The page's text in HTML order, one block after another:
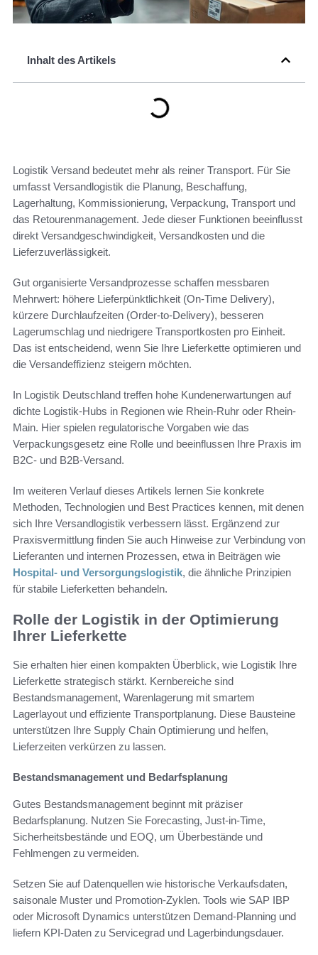
Inhalt des Artikels
Logistik Versand bedeutet mehr als reiner Transport. Für Sie
umfasst Versandlogistik die Planung, Beschaffung,
Lagerhaltung, Kommissionierung, Verpackung, Transport und
das Retourenmanagement. Jede dieser Funktionen beeinflusst
direkt Versandgeschwindigkeit, Versandkosten und die
Lieferzuverlässigkeit.
Gut organisierte Versandprozesse schaffen messbaren
Mehrwert: höhere Lieferpünktlichkeit (On-Time Delivery),
kürzere Durchlaufzeiten (Order-to-Delivery), besseren
Lagerumschlag und niedrigere Transportkosten pro Einheit.
Das ist entscheidend, wenn Sie Ihre Lieferkette optimieren und
die Versandeffizienz steigern möchten.
In Logistik Deutschland treffen hohe Kundenerwartungen auf
dichte Logistik-Hubs in Regionen wie Rhein-Ruhr oder Rhein-
Main. Hier spielen regulatorische Vorgaben wie das
Verpackungsgesetz eine Rolle und beeinflussen Ihre Praxis im
B2C- und B2B-Versand.
Im weiteren Verlauf dieses Artikels lernen Sie konkrete
Methoden, Technologien und Best Practices kennen, mit denen
sich Ihre Versandlogistik verbessern lässt. Ergänzend zur
Praxisvermittlung finden Sie auch Hinweise zur Verbindung von
Lieferanten und internen Prozessen, etwa in Beiträgen wie
Hospital- und Versorgungslogistik, die ähnliche Prinzipien
für stabile Lieferketten behandeln.
Rolle der Logistik in der Optimierung
Ihrer Lieferkette
Sie erhalten hier einen kompakten Überblick, wie Logistik Ihre
Lieferkette strategisch stärkt. Kernbereiche sind
Bestandsmanagement, Warenlagerung mit smartem
Lagerlayout und effiziente Transportplanung. Diese Bausteine
unterstützen Ihre Supply Chain Optimierung und helfen,
Lieferzeiten verkürzen zu lassen.
Bestandsmanagement und Bedarfsplanung
Gutes Bestandsmanagement beginnt mit präziser
Bedarfsplanung. Nutzen Sie Forecasting, Just-in-Time,
Sicherheitsbestände und EOQ, um Überbestände und
Fehlmengen zu vermeiden.
Setzen Sie auf Datenquellen wie historische Verkaufsdaten,
saisonale Muster und Promotion-Zyklen. Tools wie SAP IBP
oder Microsoft Dynamics unterstützen Demand-Planning und
liefern KPI-Daten zu Servicegrad und Lagerbindungsdauer.